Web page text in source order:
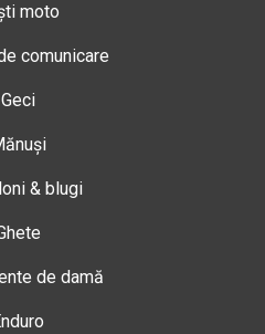
moto
comunicare
Geci
& blugi
de damă